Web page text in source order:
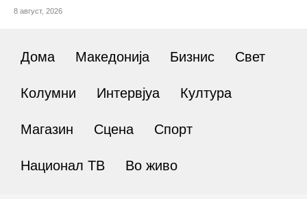
8 август, 2026
Дома Македонија Бизнис Свет
Колумни Интервјуа Култура
Магазин Сцена Спорт
Национал ТВ Во живо